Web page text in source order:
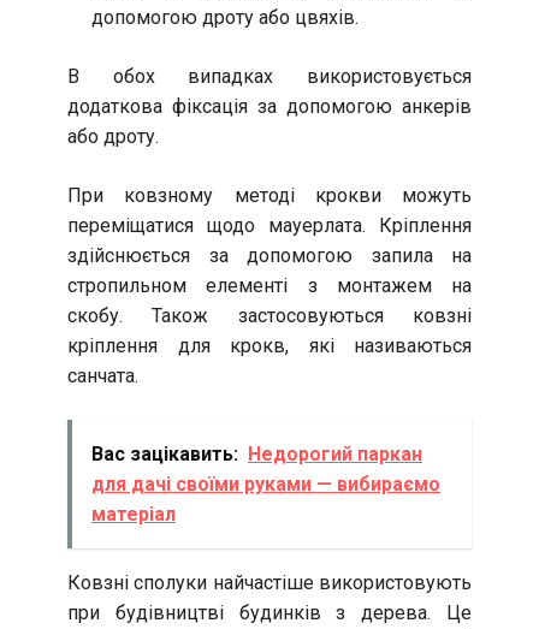
допомогою дроту або цвяхів.
В обох випадках використовується
додаткова фіксація за допомогою анкерів
або дроту.
При ковзному методі крокви можуть
переміщатися щодо мауерлата. Кріплення
здійснюється за допомогою запила на
стропильном елементі з монтажем на
скобу. Також застосовуються ковзні
кріплення для крокв, які називаються
санчата.
Вас зацікавить: Недорогий паркан
для дачі своїми руками — вибираємо
матеріал
Ковзні сполуки найчастіше використовують
при будівництві будинків з дерева. Це